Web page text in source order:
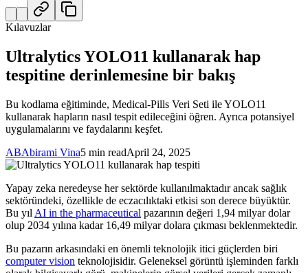
Kılavuzlar
Ultralytics YOLO11 kullanarak hap
tespitine derinlemesine bir bakış
Bu kodlama eğitiminde, Medical-Pills Veri Seti ile YOLO11
kullanarak hapların nasıl tespit edileceğini öğren. Ayrıca potansiyel
uygulamalarını ve faydalarını keşfet.
ABAbirami Vina5 min readApril 24, 2025
Yapay zeka neredeyse her sektörde kullanılmaktadır ancak sağlık
sektöründeki, özellikle de eczacılıktaki etkisi son derece büyüktür.
Bu yıl AI in the pharmaceutical pazarının değeri 1,94 milyar dolar
olup 2034 yılına kadar 16,49 milyar dolara çıkması beklenmektedir.
Bu pazarın arkasındaki en önemli teknolojik itici güçlerden biri
computer vision teknolojisidir. Geleneksel görüntü işleminden farklı